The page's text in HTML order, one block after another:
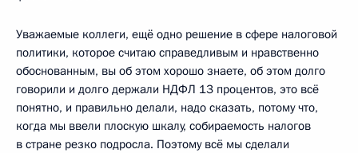
Уважаемые коллеги, ещё одно решение в сфере налоговой
политики, которое считаю справедливым и нравственно
обоснованным, вы об этом хорошо знаете, об этом долго
говорили и долго держали НДФЛ 13 процентов, это всё
понятно, и правильно делали, надо сказать, потому что,
когда мы ввели плоскую шкалу, собираемость налогов
в стране резко подросла. Поэтому всё мы сделали